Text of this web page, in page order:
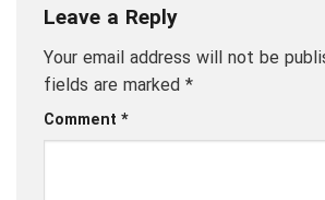
Leave a Reply
Your email address will not be
fields are marked *
Comment *